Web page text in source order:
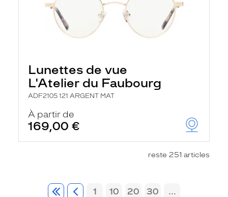
Lunettes de vue
L'Atelier du Faubourg
ADF2105 121 ARGENT MAT
À partir de
169,00 €
reste 251 articles
1 10 20 30
...